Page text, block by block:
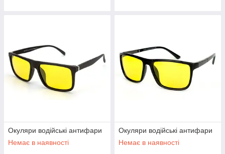
Окуляри водійські антифари
Немає в наявності
Окуляри водійські антифари
Немає в наявності